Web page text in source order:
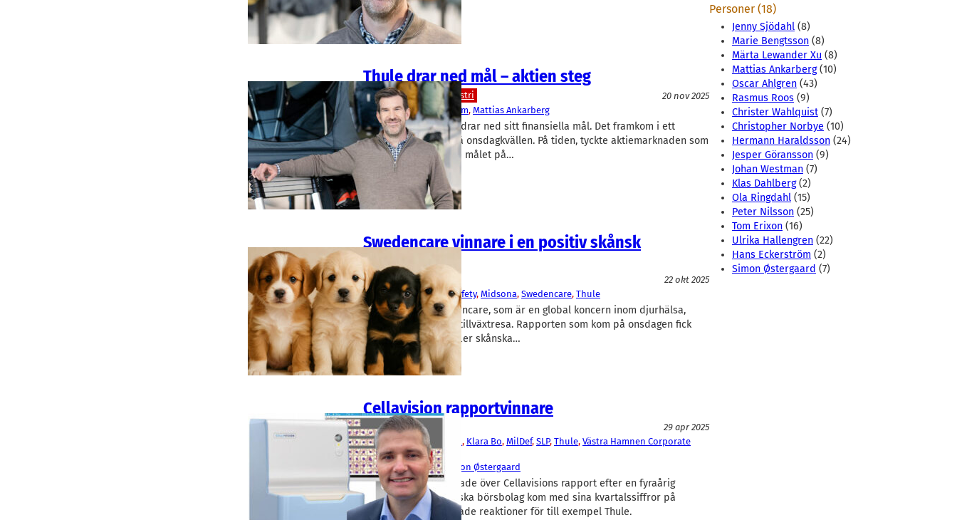
Thule drar ned mål – aktien steg
Teknik/Verkstadsindustri
20 nov 2025
Thule
Hans Eckerström, Mattias Ankarberg
Friluftsbolaget Thule drar ned sitt finansiella mål. Det framkom i ett
pressmeddelande på onsdagkvällen. På tiden, tyckte aktiemarknaden som
inte tagit det tidigare målet på…
Swedencare vinnare i en positiv skånsk
rapportflod
Fakta
22 okt 2025
Arjo
Ependion, Haki Safety, Midsona, Swedencare, Thule
Malmöbolaget Swedencare, som är en global koncern inom djurhälsa,
fortsätter sin starka tillväxtresa. Rapporten som kom på onsdagen fick
aktien att rusa. Och fler skånska…
Cellavision rapportvinnare
Fakta
29 apr 2025
CellaVision, Enzymatica, Klara Bo, MilDef, SLP, Thule, Västra Hamnen Corporate
Finance
Mattias Ankarberg, Simon Østergaard
Aktiemarknaden jublade över Cellavisions rapport efter en fyraårig
utförslöpa. Fler skånska börsbolag kom med sina kvartalssiffror på
tisdagen, med blandade reaktioner för till exempel Thule.
Personer (18)
Jenny Sjödahl (8)
Marie Bengtsson (8)
Märta Lewander Xu (8)
Mattias Ankarberg(10)
Oscar Ahlgren (43)
Rasmus Roos (9)
Christer Wahlquist (7)
Christopher Norbye (10)
Hermann Haraldsson (24)
Jesper Göransson (9)
Johan Westman (7)
Klas Dahlberg(2)
Ola Ringdahl (15)
Peter Nilsson (25)
Tom Erixon (16)
Ulrika Hallengren (22)
Hans Eckerström (2)
Simon Østergaard (7)